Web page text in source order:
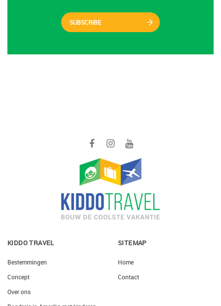
SUBSCRIBE
KIDDO TRAVEL
Bestemmingen
Concept
Over ons
SITEMAP
Home
Contact